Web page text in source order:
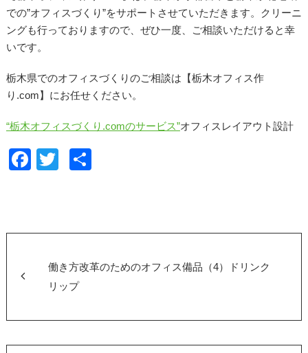
での”オフィスづくり”をサポートさせていただきます。クリーニ
ングも行っておりますので、ぜひ一度、ご相談いただけると幸
いです。
栃木県でのオフィスづくりのご相談は【栃木オフィス作
り.com】にお任せください。
“栃木オフィスづくり.comのサービス”オフィスレイアウト設計
F
働き方改革のためのオフィス備品（4）ドリンク
リップ